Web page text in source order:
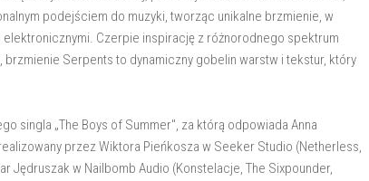
podejściem do muzyki, tworząc unikalne brzmienie, w
Czerpie inspirację z różnorodnego spektrum
brzmienie Serpents to dynamiczny gobelin warstw i tekstur, który
singla „The Boys of Summer", za którą odpowiada Anna
przez Wiktora Pieńkosza w Seeker Studio (Netherless,
Jędruszak w Nailbomb Audio (Konstelacje, The Sixpounder,